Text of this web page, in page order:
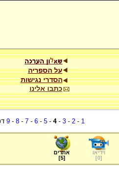
על הספריה
הסדרי נגישות
כתבו אלינו
1
-
2
-
3
-
4
-
5
-
6
-
7
-
8
-
9
וידיאו
[
0
]
אתרים
[
5
]